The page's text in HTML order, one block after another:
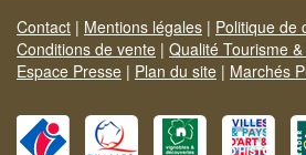
Contact | Mentions légales | Politique de
Conditions de vente | Qualité Tourisme
Espace Presse | Plan du site | Marchés